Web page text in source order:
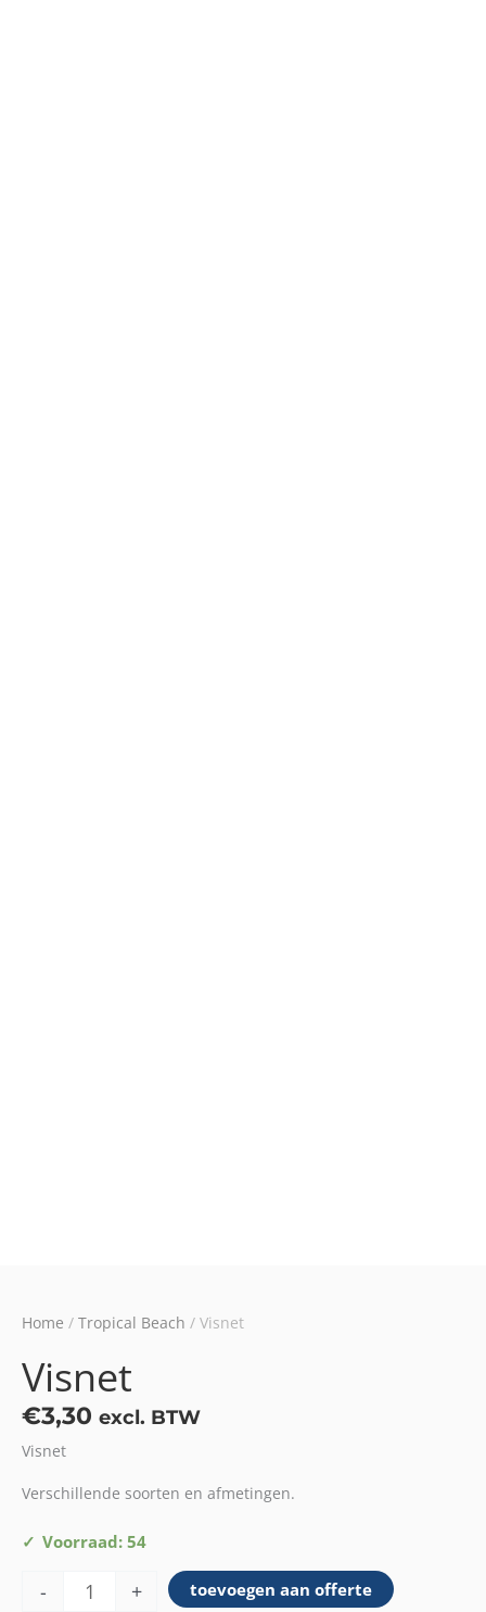
Home / Tropical Beach / Visnet
Visnet
€3,30 excl. BTW
Visnet
Verschillende soorten en afmetingen.
Voorraad: 54
-
Visnet
+ toevoegen aan offerte